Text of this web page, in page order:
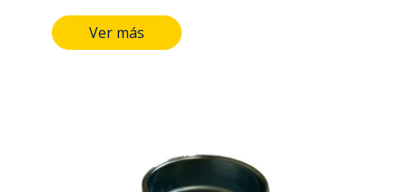
Sus funciones principales se centran
en la organización y protección de
Ver más